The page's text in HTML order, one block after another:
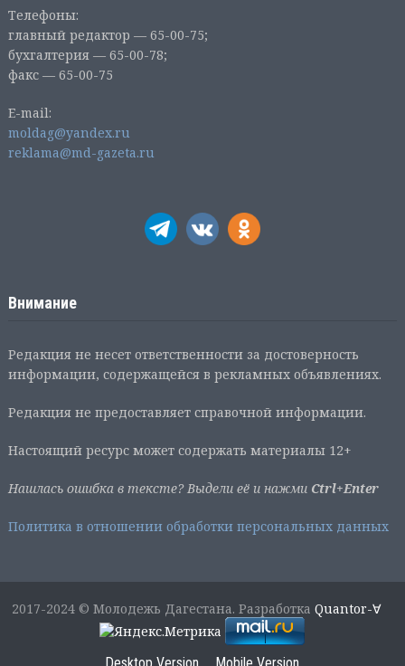
Телефоны:
главный редактор — 65-00-75;
бухгалтерия — 65-00-78;
факс — 65-00-75
E-mail:
moldag@yandex.ru
reklama@md-gazeta.ru
Внимание
Редакция не несет ответственности за достоверность
информации, содержащейся в рекламных объявлениях.
Редакция не предоставляет справочной информации.
Настоящий ресурс может содержать материалы 12+
Нашлась ошибка в тексте? Выдели её и нажми Ctrl+Enter
Политика в отношении обработки персональных данных
2017-2024 © Молодежь Дагестана. РазработкаQuantor-∀